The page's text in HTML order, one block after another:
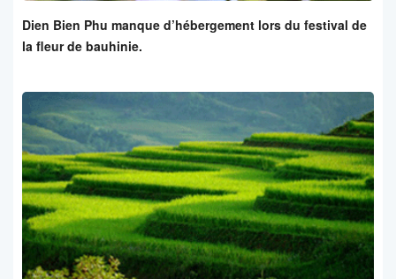
Dien Bien Phu manque d’hébergement lors du festival de
la fleur de bauhinie.